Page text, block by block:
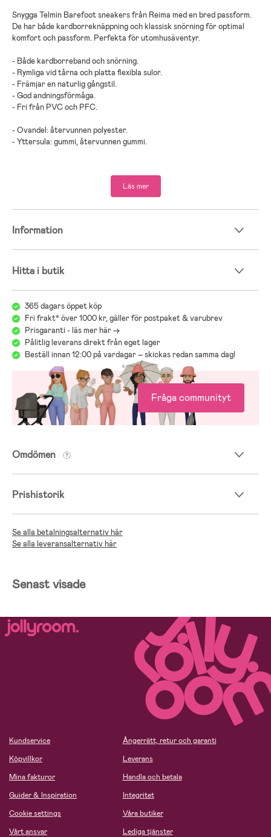
Snygga Telmin Barefoot sneakers från Reima med en bred passform.
De har både kardborreknäppning och klassisk snörning för optimal
komfort och passform. Perfekta för utomhusäventyr.
- Både kardborreband och snörning.
- Rymliga vid tårna och platta flexibla sulor.
- Främjar en naturlig gångstil.
- God andningsförmåga.
- Fri från PVC och PFC.
- Ovandel: återvunnen polyester.
- Yttersula: gummi, återvunnen gummi.
Läs mer
Information
Hitta i butik
365 dagars öppet köp
Fri frakt* över 1000 kr, gäller för postpaket & varubrev
Prisgaranti - läs mer här ->
Pålitlig leverans direkt från eget lager
Beställ innan 12:00 på vardagar – skickas redan samma dag!
Fråga communityt
Omdömen
Prishistorik
Se alla betalningsalternativ här
Se alla leveransalternativ här
Senast visade
Kundservice
Köpvillkor
Mina fakturor
Guider & Inspiration
Cookie settings
Vårt ansvar
Ångerrätt, retur och garanti
Leverans
Handla och betala
Integritet
Våra butiker
Lediga tjänster